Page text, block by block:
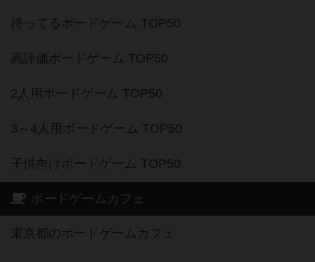
持ってるボードゲーム TOP50
高評価ボードゲーム TOP50
2人用ボードゲーム TOP50
3～4人用ボードゲーム TOP50
子供向けボードゲーム TOP50
ボードゲームカフェ
東京都のボードゲームカフェ